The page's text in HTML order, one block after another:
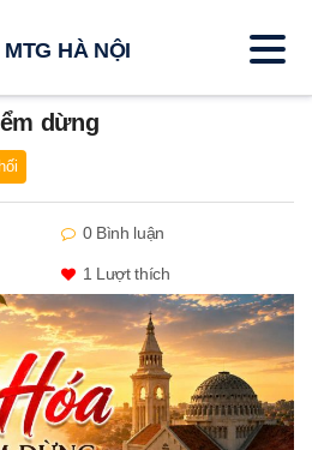
dừng
0 Bình luận
1 Lượt thích
MTG HÀ NỘI